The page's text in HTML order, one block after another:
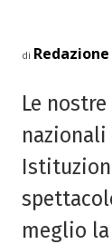
di Redazione
Le
meglio